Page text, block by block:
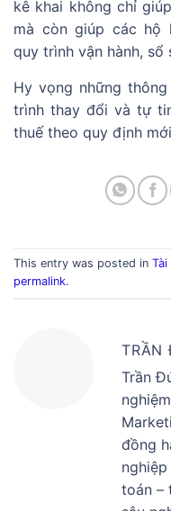
kê khai không chỉ
mà còn giúp các hộ
quy trình vận hành, sổ
Hy vọng những
trình thay đổi và tự
thuế theo quy định
This entry was posted in
permalink.
TRẦN
Trần
đồng
toán –